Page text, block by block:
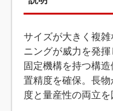
サイズが大きく複
ニングが威力を発
固定機構を持つ構
置精度を確保。長
度と量産性の両立を